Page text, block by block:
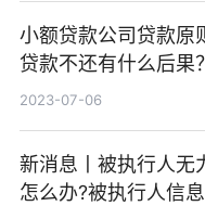
小额贷款公司贷款原
贷款不还有什么后果？
2023-07-06
新消息丨被执行人无
怎么办?被执行人信